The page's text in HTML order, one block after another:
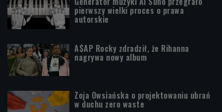
pierwszy wielki proces o prawa
autorskie
A$AP Rocky zdradził, że Rihanna
nagrywa nowy album
Zoja Owsiańska o projektowaniu ubrań
w duchu zero waste